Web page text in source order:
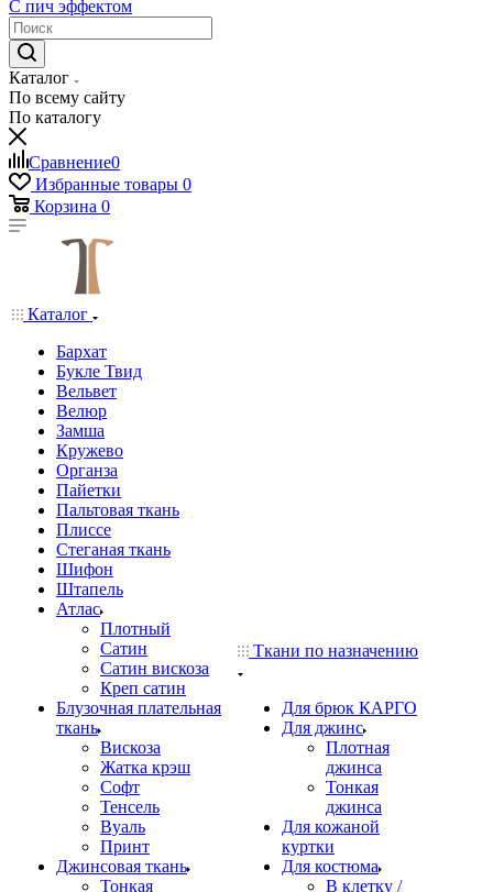
С пич эффектом
Каталог
По всему сайту
По каталогу
Сравнение0
Избранные товары 0
Корзина 0
Каталог
Бархат
Букле Твид
Вельвет
Велюр
Замша
Кружево
Органза
Пайетки
Пальтовая ткань
Плиссе
Стеганая ткань
Шифон
Штапель
Атлас
Плотный
Сатин
Сатин вискоза
Креп сатин
Блузочная плательная
ткань
Вискоза
Жатка крэш
Софт
Тенсель
Вуаль
Принт
Джинсовая ткань
Тонкая
Ткани по назначению
Для брюк КАРГО
Для джинс
Плотная
джинса
Тонкая
джинса
Для кожаной
куртки
Для костюма
В клетку /